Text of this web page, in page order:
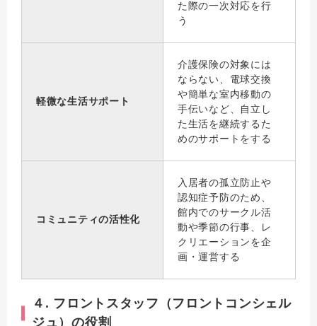
た際の一次対応を行
う
軽微な生活サポート
介護保険の対象には
ならない、電球交換
や簡単な室内移動の
手伝いなど、自立し
た生活を継続するた
めのサポートをする
コミュニティの活性化
入居者の孤立防止や
認知症予防のため、
館内でのサークル活
動や季節の行事、レ
クリエーションを企
画・運営する
４. フロントスタッフ（フロントコンシェル
ジュ）の役割